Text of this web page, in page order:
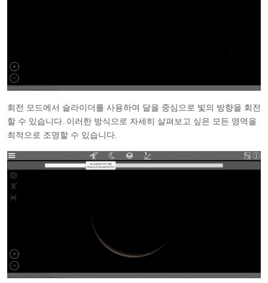
회전 모드에서 슬라이더를 사용하여 달을 중심으로 빛의 방향을 회전
할 수 있습니다. 이러한 방식으로 자세히 살펴보고 싶은 모든 영역을
최적으로 조명할 수 있습니다.